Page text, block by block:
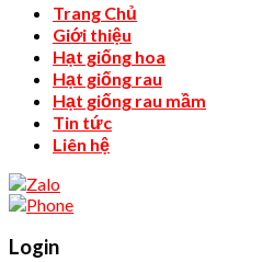
Trang Chủ
Giới thiệu
Hạt giống hoa
Hạt giống rau
Hạt giống rau mầm
Tin tức
Liên hệ
Login